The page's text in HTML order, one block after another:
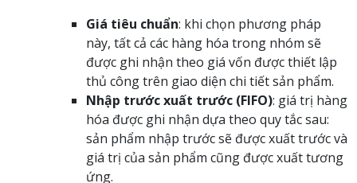
Giá tiêu chuẩn: khi chọn phương pháp
này, tất cả các hàng hóa trong nhóm sẽ
được ghi nhận theo giá vốn được thiết lập
thủ công trên giao diện chi tiết sản phẩm.
Nhập trước xuất trước (FIFO): giá trị hàng
hóa được ghi nhận dựa theo quy tắc sau:
sản phẩm nhập trước sẽ được xuất trước và
giá trị của sản phẩm cũng được xuất tương
ứng.